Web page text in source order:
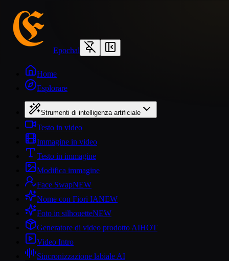
Epochal
Home
Esplorare
Strumenti di intelligenza artificiale
Testo in video
Immagine in video
Testo in immagine
Modifica immagine
Face SwapNEW
Nome con Fiori IANEW
Foto in silhouetteNEW
Generatore di video prodotto AIHOT
Video Intro
Sincronizzazione labiale AI